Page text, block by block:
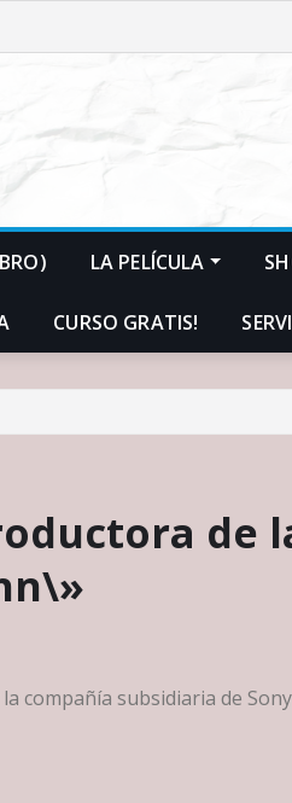
LA PELÍCULA
CURSO GRATIS!
de
compañía subsidiaria de